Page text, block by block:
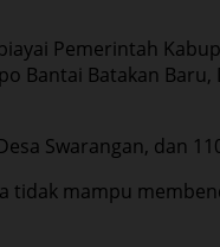
Pemerintah
Bantai Batakan Baru,
Swarangan, dan
tidak mampu